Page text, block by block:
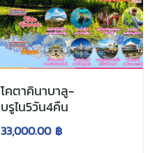
โคตาคินาบาลู-
บรูไน5วัน4คืน
33,000.00 ฿